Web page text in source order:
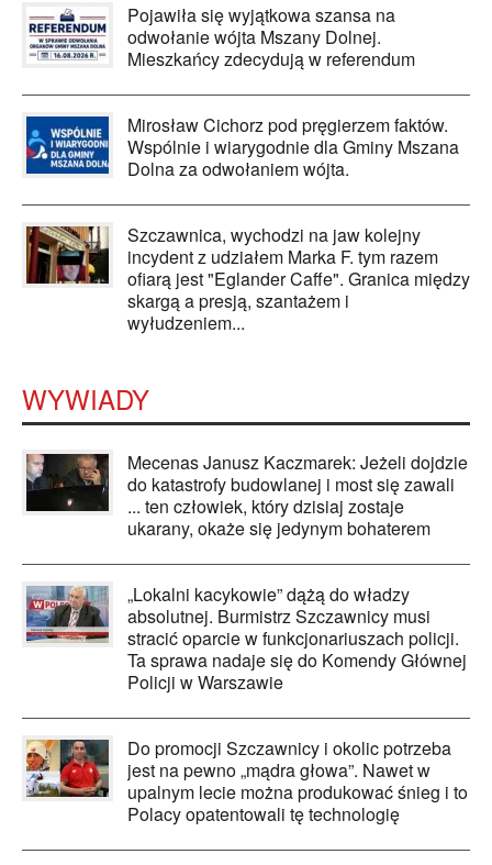
Pojawiła się wyjątkowa szansa na
odwołanie wójta Mszany Dolnej.
Mieszkańcy zdecydują w referendum
Mirosław Cichorz pod pręgierzem faktów.
Wspólnie i wiarygodnie dla Gminy Mszana
Dolna za odwołaniem wójta.
Szczawnica, wychodzi na jaw kolejny
incydent z udziałem Marka F. tym razem
ofiarą jest "Eglander Caffe". Granica między
skargą a presją, szantażem i
wyłudzeniem...
WYWIADY
Mecenas Janusz Kaczmarek: Jeżeli dojdzie
do katastrofy budowlanej i most się zawali
... ten człowiek, który dzisiaj zostaje
ukarany, okaże się jedynym bohaterem
„Lokalni kacykowie” dążą do władzy
absolutnej. Burmistrz Szczawnicy musi
stracić oparcie w funkcjonariuszach policji.
Ta sprawa nadaje się do Komendy Głównej
Policji w Warszawie
Do promocji Szczawnicy i okolic potrzeba
jest na pewno „mądra głowa”. Nawet w
upalnym lecie można produkować śnieg i to
Polacy opatentowali tę technologię